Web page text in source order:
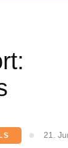
21.